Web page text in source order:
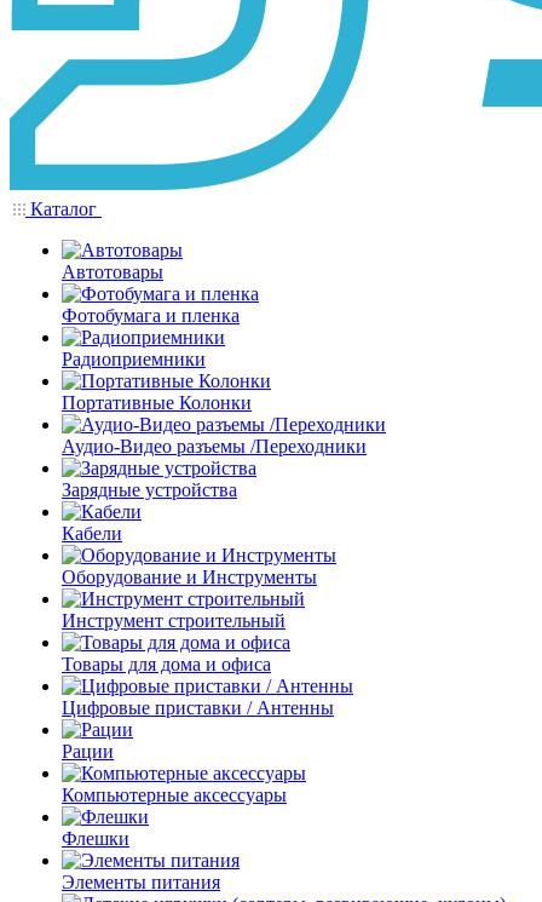
Каталог
Автотовары
Фотобумага и пленка
Радиоприемники
Портативные Колонки
Аудио-Видео разъемы /Переходники
Зарядные устройства
Кабели
Оборудование и Инструменты
Инструмент строительный
Товары для дома и офиса
Цифровые приставки / Антенны
Рации
Компьютерные аксессуары
Флешки
Элементы питания